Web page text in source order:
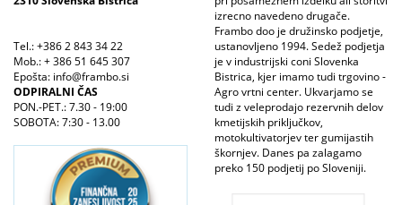
Tel.: +386 2 843 34 22
Mob.: + 386 51 645 307
Epošta: info@frambo.si
ODPIRALNI ČAS
PON.-PET.: 7.30 - 19:00
SOBOTA: 7:30 - 13.00
izrecno navedeno drugače.
Frambo doo je družinsko podjetje,
ustanovljeno 1994. Sedež podjetja
je v industrijski coni Slovenka
Bistrica, kjer imamo tudi trgovino -
Agro vrtni center. Ukvarjamo se
tudi z veleprodajo rezervnih delov
kmetijskih priključkov,
motokultivatorjev ter gumijastih
škornjev. Danes pa zalagamo
preko 150 podjetij po Sloveniji.